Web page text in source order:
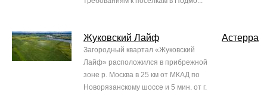
Жуковский Лайф
Загородный квартал «Жуковский
Лайф» расположился в прибрежной
зоне р. Москва в 25 км от МКАД по
Новорязанскому шоссе и 5 мин. от г.
Астерра